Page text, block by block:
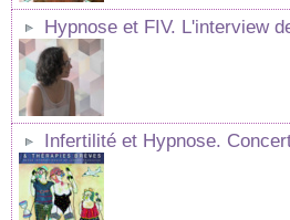
Hypnose et FIV. L'interview
Infertilité et Hypnose.